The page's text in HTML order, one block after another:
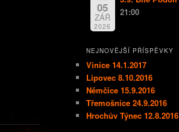
05
ZÁŘ
2026
21:00
NEJNOVĚJŠÍ PŘÍSPĚVKY
Vinice 14.1.2017
Lipovec 8.10.2016
Němčice 15.9.2016
Třemošnice 24.9.2016
Hrochův Týnec 12.8.2016